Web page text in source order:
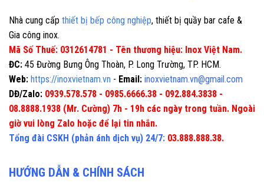
Nhà cung cấp thiết bị bếp công nghiệp, thiết bị quầy bar cafe &
Gia công inox.
Mã Số Thuế: 0312614781 - Tên thương hiệu: Inox Việt Nam.
ĐC: 45 Đường Bưng Ông Thoàn, P. Long Trường, TP. HCM.
Web: https://inoxvietnam.vn - Email: inoxvietnam.vn@gmail.com
DĐ/Zalo: 0939.578.578 - 0985.6666.38 - 092.884.3838 -
08.8888.1938 (Mr. Cường) 7h - 19h các ngày trong tuần. Ngoài
giờ vui lòng Zalo hoặc để lại tin nhắn.
Tổng đài CSKH (phản ánh dịch vụ) 24/7: 03.888.888.38.
HƯỚNG DẪN & CHÍNH SÁCH